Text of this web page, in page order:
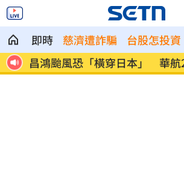
即時 慈濟遭詐騙 台股怎投資
告
昌鴻颱風恐「橫穿日本」 華航